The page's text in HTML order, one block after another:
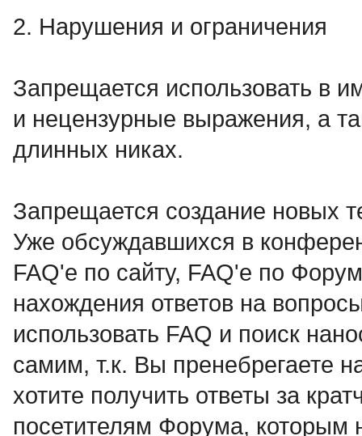
2. Нарушения и ограничения
Запрещается использовать в
и нецензурные выражения, а
длинных никах.
Запрещается создание новых
Уже обсуждавшихся в
FAQ'e по сайту, FAQ'e по
нахождения ответов на
использовать FAQ и поиск
самим, т.к. Вы пренебрегаете
хотите получить ответы за
посетителям Форума, которым